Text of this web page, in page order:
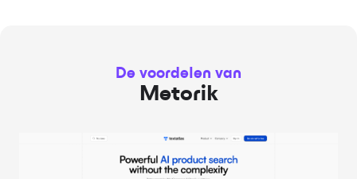
De voordelen van
Metorik